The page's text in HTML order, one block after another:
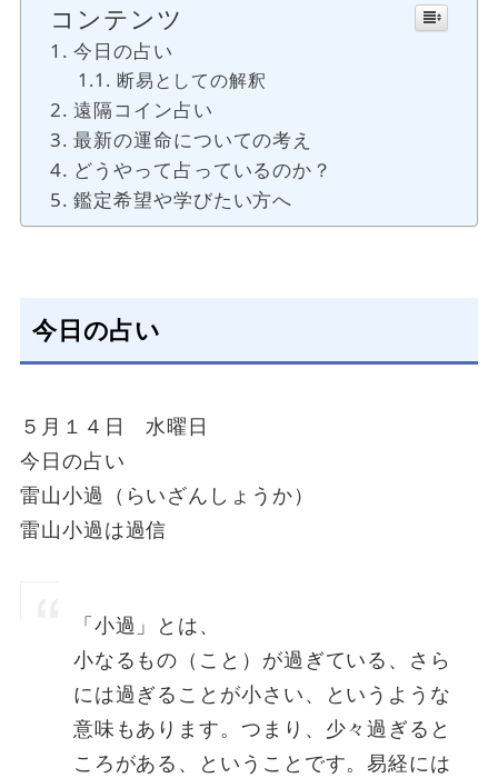
コンテンツ
今日の占い
断易としての解釈
遠隔コイン占い
最新の運命についての考え
どうやって占っているのか？
鑑定希望や学びたい方へ
今日の占い
５月１４日 水曜日
今日の占い
雷山小過（らいざんしょうか）
雷山小過は過信
「小過」とは、
小なるもの（こと）が過ぎている、さら
には過ぎることが小さい、というような
意味もあります。つまり、少々過ぎると
ころがある、ということです。易経には